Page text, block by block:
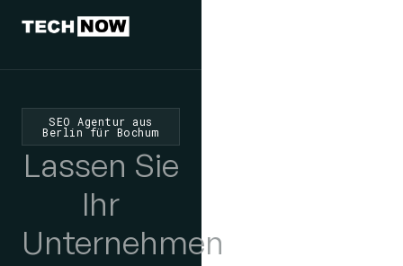
SEO Agentur aus
Berlin für Bochum
Lassen Sie
Ihr
Unternehmen